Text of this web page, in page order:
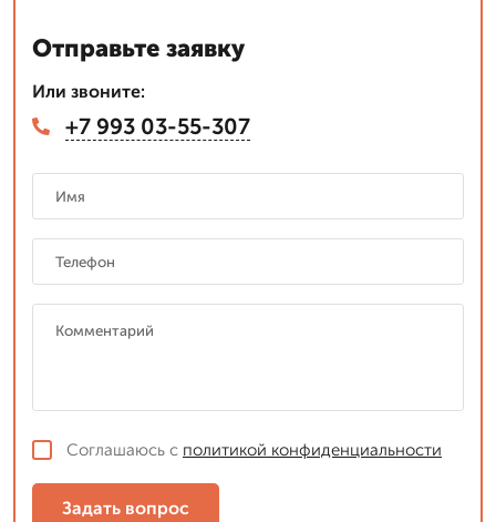
Отправьте заявку
Или звоните:
+7 993 03-55-307
Соглашаюсь с политикой конфиденциальности
Задать вопрос